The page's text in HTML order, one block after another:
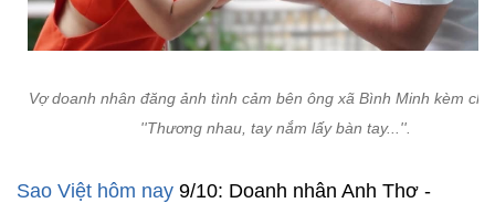
Vợ doanh nhân đăng ảnh tình cảm bên ông xã Bình Minh kèm
''Thương nhau, tay nắm lấy bàn tay...''.
Sao Việt hôm nay 9/10: Doanh nhân Anh Thơ -